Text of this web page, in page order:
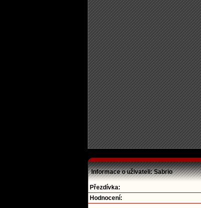
Informace o uživateli: Sabrio
Přezdívka:
Hodnocení: